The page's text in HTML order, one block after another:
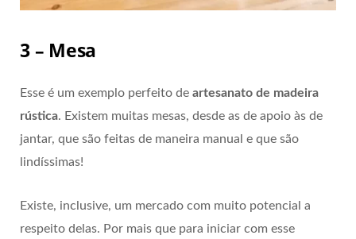
3 – Mesa
Esse é um exemplo perfeito de artesanato de madeira
rústica. Existem muitas mesas, desde as de apoio às de
jantar, que são feitas de maneira manual e que são
lindíssimas!
Existe, inclusive, um mercado com muito potencial a
respeito delas. Por mais que para iniciar com esse